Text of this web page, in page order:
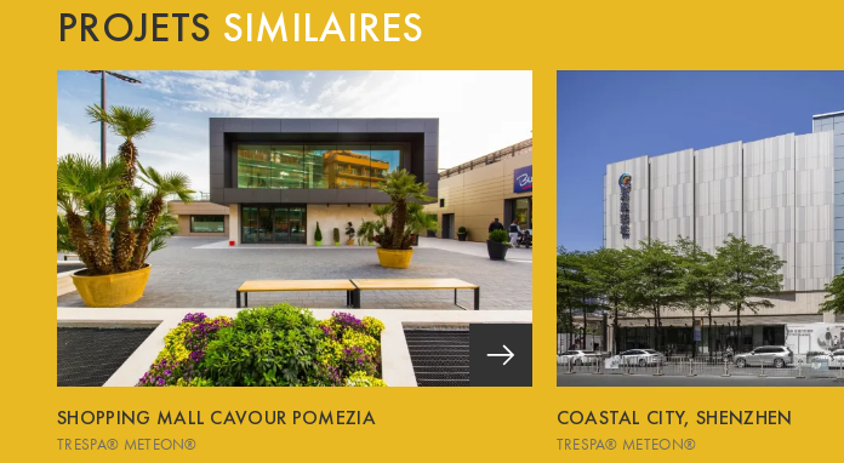
PROJETS SIMILAIRES
SHOPPING MALL CAVOUR POMEZIA
TRESPA® METEON®
COASTAL CITY, SHENZHEN
TRESPA® METEON®